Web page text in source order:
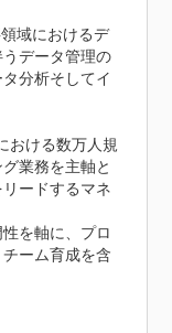
域におけるデ
データ管理の
分析そしてイ
おける数万人規
業務を主軸と
ードするマネ
を軸に、プロ
ーム育成を含